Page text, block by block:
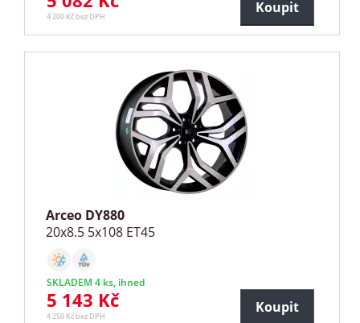
4 200 Kč bez DPH
Koupit
Arceo DY880
20x8.5 5x108 ET45
SKLADEM 4 ks, ihned
5 143 Kč
4 250 Kč bez DPH
Koupit